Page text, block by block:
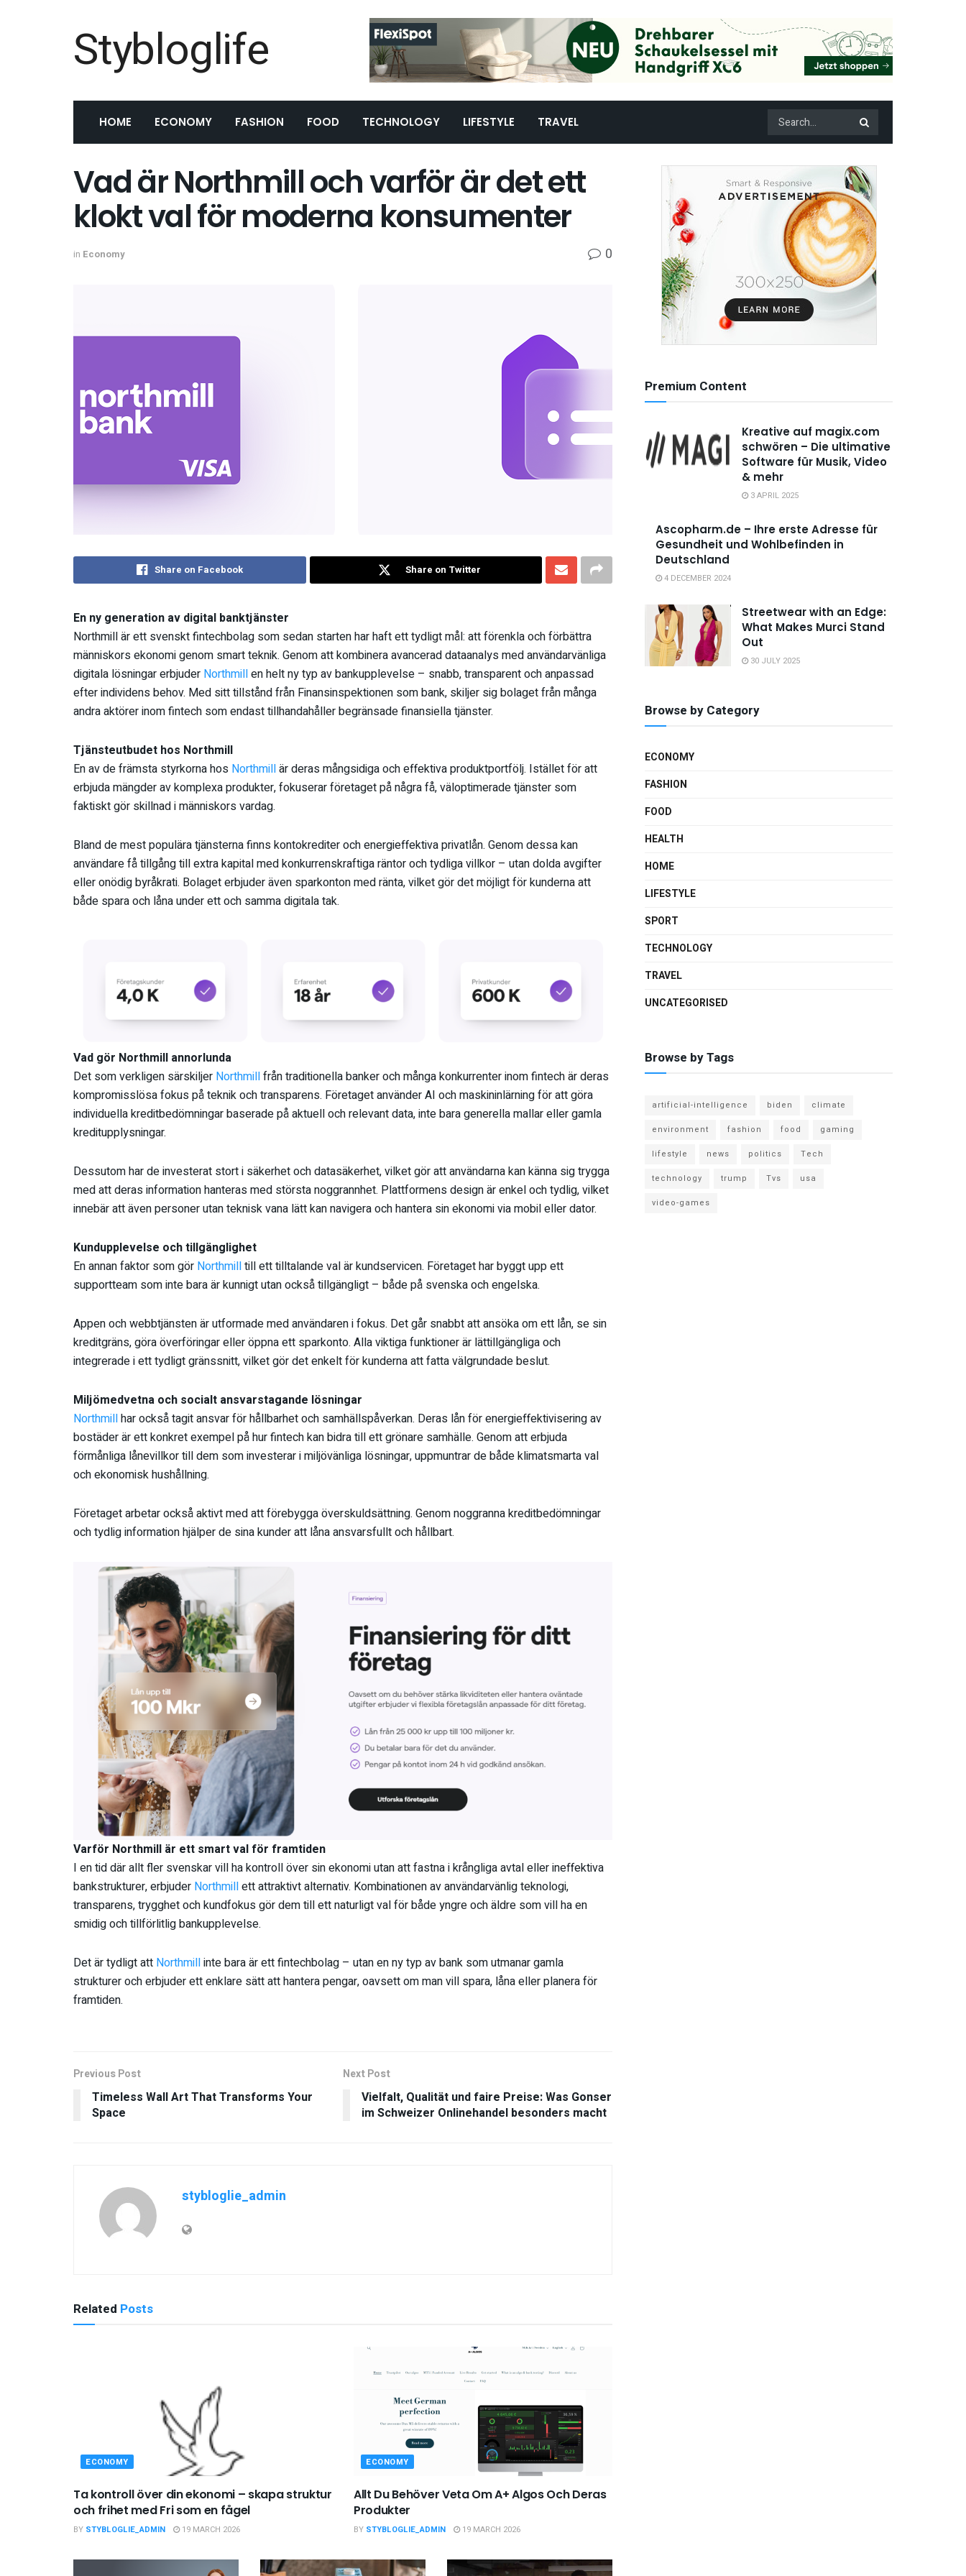
Stybloglife
HOME ECONOMY FASHION FOOD TECHNOLOGY LIFESTYLE TRAVEL
Vad är Northmill och varför är det ett
klokt val för moderna konsumenter
in Economy 0
Share on Facebook Share on Twitter
En ny generation av digital banktjänster
Northmill är ett svenskt fintechbolag som sedan starten har haft ett tydligt mål: att förenkla och förbättra
människors ekonomi genom smart teknik. Genom att kombinera avancerad dataanalys med användarvänliga
digitala lösningar erbjuder Northmillen helt ny typ av bankupplevelse – snabb, transparent och anpassad
efter individens behov. Med sitt tillstånd från Finansinspektionen som bank, skiljer sig bolaget från många
andra aktörer inom fintech som endast tillhandahåller begränsade finansiella tjänster.
Tjänsteutbudet hos Northmill
En av de främsta styrkorna hos Northmillär deras mångsidiga och effektiva produktportfölj. Istället för att
erbjuda mängder av komplexa produkter, fokuserar företaget på några få, väloptimerade tjänster som
faktiskt gör skillnad i människors vardag.
Bland de mest populära tjänsterna finns kontokrediter och energieffektiva privatlån. Genom dessa kan
användare få tillgång till extra kapital med konkurrenskraftiga räntor och tydliga villkor – utan dolda avgifter
eller onödig byråkrati. Bolaget erbjuder även sparkonton med ränta, vilket gör det möjligt för kunderna att
både spara och låna under ett och samma digitala tak.
Vad gör Northmill annorlunda
Det som verkligen särskiljer Northmillfrån traditionella banker och många konkurrenter inom fintech är deras
kompromisslösa fokus på teknik och transparens. Företaget använder AI och maskininlärning för att göra
individuella kreditbedömningar baserade på aktuell och relevant data, inte bara generella mallar eller gamla
kreditupplysningar.
Dessutom har de investerat stort i säkerhet och datasäkerhet, vilket gör att användarna kan känna sig trygga
med att deras information hanteras med största noggrannhet. Plattformens design är enkel och tydlig, vilket
innebär att även personer utan teknisk vana lätt kan navigera och hantera sin ekonomi via mobil eller dator.
Kundupplevelse och tillgänglighet
En annan faktor som gör Northmilltill ett tilltalande val är kundservicen. Företaget har byggt upp ett
supportteam som inte bara är kunnigt utan också tillgängligt – både på svenska och engelska.
Appen och webbtjänsten är utformade med användaren i fokus. Det går snabbt att ansöka om ett lån, se sin
kreditgräns, göra överföringar eller öppna ett sparkonto. Alla viktiga funktioner är lättillgängliga och
integrerade i ett tydligt gränssnitt, vilket gör det enkelt för kunderna att fatta välgrundade beslut.
Miljömedvetna och socialt ansvarstagande lösningar
Northmillhar också tagit ansvar för hållbarhet och samhällspåverkan. Deras lån för energieffektivisering av
bostäder är ett konkret exempel på hur fintech kan bidra till ett grönare samhälle. Genom att erbjuda
förmånliga lånevillkor till dem som investerar i miljövänliga lösningar, uppmuntrar de både klimatsmarta val
och ekonomisk hushållning.
Företaget arbetar också aktivt med att förebygga överskuldsättning. Genom noggranna kreditbedömningar
och tydlig information hjälper de sina kunder att låna ansvarsfullt och hållbart.
Varför Northmill är ett smart val för framtiden
I en tid där allt fler svenskar vill ha kontroll över sin ekonomi utan att fastna i krångliga avtal eller ineffektiva
bankstrukturer, erbjuder Northmillett attraktivt alternativ. Kombinationen av användarvänlig teknologi,
transparens, trygghet och kundfokus gör dem till ett naturligt val för både yngre och äldre som vill ha en
smidig och tillförlitlig bankupplevelse.
Det är tydligt att Northmillinte bara är ett fintechbolag – utan en ny typ av bank som utmanar gamla
strukturer och erbjuder ett enklare sätt att hantera pengar, oavsett om man vill spara, låna eller planera för
framtiden.
Previous Post
Timeless Wall Art That Transforms Your
Space
Next Post
Vielfalt, Qualität und faire Preise: Was Gonser
im Schweizer Onlinehandel besonders macht
stybloglie_admin
Related Posts
ECONOMY
Ta kontroll över din ekonomi – skapa struktur
och frihet med Fri som en fågel
BY STYBLOGLIE_ADMIN 19 MARCH 2026
ECONOMY
Allt Du Behöver Veta Om A+ Algos Och Deras
Produkter
BY STYBLOGLIE_ADMIN 19 MARCH 2026
Premium Content
Kreative auf magix.com
schwören – Die ultimative
Software für Musik, Video
& mehr
3 APRIL 2025
Ascopharm.de – Ihre erste Adresse für
Gesundheit und Wohlbefinden in
Deutschland
4 DECEMBER 2024
Streetwear with an Edge:
What Makes Murci Stand
Out
30 JULY 2025
Browse by Category
ECONOMY
FASHION
FOOD
HEALTH
HOME
LIFESTYLE
SPORT
TECHNOLOGY
TRAVEL
UNCATEGORISED
Browse by Tags
artificial-intelligence biden
climate
environment
fashion food
gaming
lifestyle
news politics
Tech
technology
trump Tvs
usa
video-games